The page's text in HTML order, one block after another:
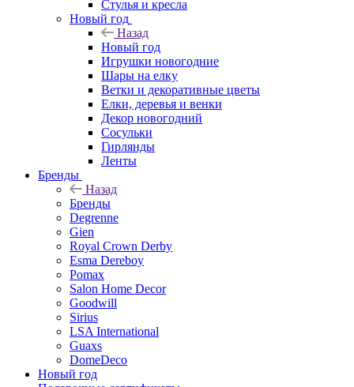
Стулья и кресла
Новый год
Назад
Новый год
Игрушки новогодние
Шары на елку
Ветки и декоративные цветы
Елки, деревья и венки
Декор новогодний
Сосульки
Гирлянды
Ленты
Бренды
Назад
Бренды
Degrenne
Gien
Royal Crown Derby
Esma Dereboy
Pomax
Salon Home Decor
Goodwill
Sirius
LSA International
Guaxs
DomeDeco
Новый год